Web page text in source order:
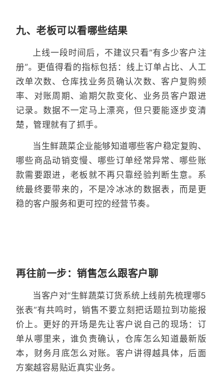
九、老板可以看哪些结果
上线一段时间后，不建议只看“有多少客户注
册”。更值得看的指标包括：线上订单占比、人工
改单次数、仓库找业务员确认次数、客户复购频
率、对账周期、逾期欠款变化、业务员客户跟进
记录。数据不一定马上漂亮，但只要能逐步变清
楚，管理就有了抓手。
当生鲜蔬菜企业能够知道哪些客户稳定复购、
哪些商品动销变慢、哪些订单经常异常、哪些账
款需要跟进，老板就不再只靠经验判断生意。系
统最终要带来的，不是冷冰冰的数据表，而是更
稳的客户服务和更可控的经营节奏。
再往前一步：销售怎么跟客户聊
当客户对“生鲜蔬菜订货系统上线前先梳理哪5
张表”有共鸣时，销售不要立刻把话题拉到功能报
价上。更好的开场是先让客户说自己的现场：订
单从哪里来，谁负责确认，仓库怎么知道最新版
本，财务月底怎么对账。客户讲得越具体，后面
方案越容易贴近真实业务。